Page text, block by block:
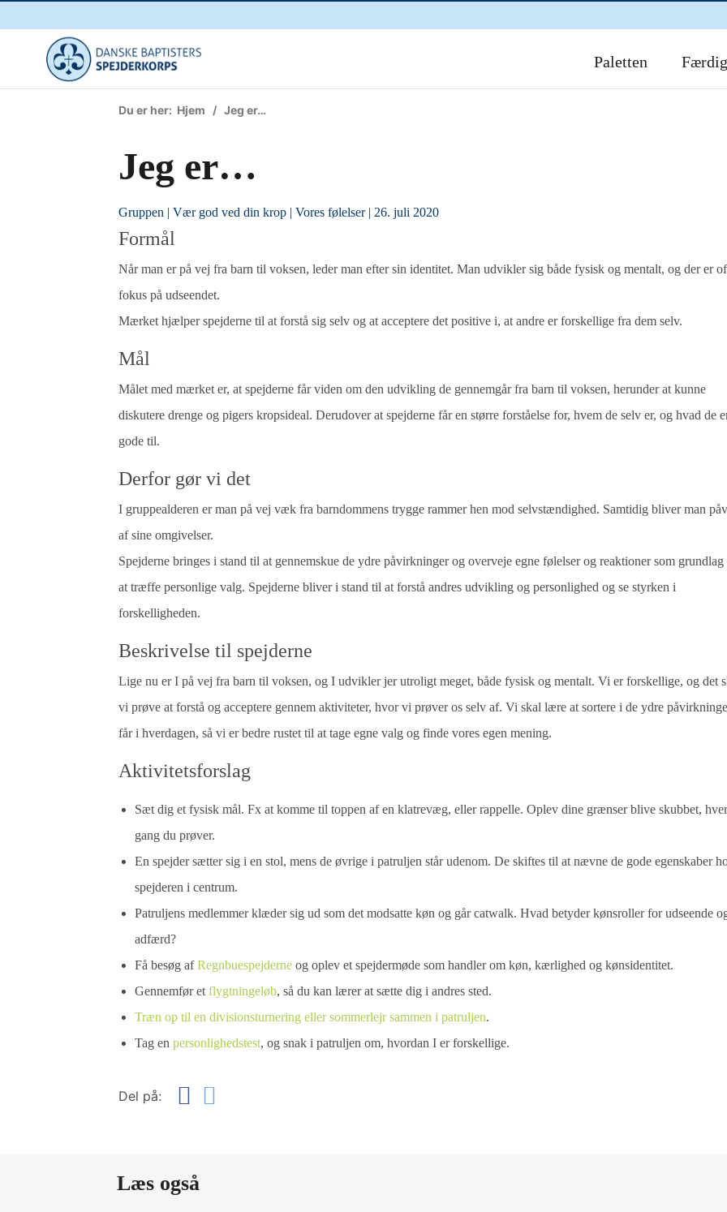
Paletten
Du er her: Hjem / Jeg er…
Jeg er…
Gruppen |Vær god ved din krop |Vores følelser| 26. juli 2020
Formål
Når man er på vej fra barn til voksen, leder man efter sin identitet. Man udvikler sig både fysisk og mentalt, og der er
fokus på udseendet.
Mærket hjælper spejderne til at forstå sig selv og at acceptere det positive i, at andre er forskellige fra dem selv.
Mål
Målet med mærket er, at spejderne får viden om den udvikling de gennemgår fra barn til voksen, herunder at kunne
diskutere drenge og pigers kropsideal. Derudover at spejderne får en større forståelse for, hvem de selv er, og hvad de
gode til.
Derfor gør vi det
I gruppealderen er man på vej væk fra barndommens trygge rammer hen mod selvstændighed. Samtidig bliver man
af sine omgivelser.
Spejderne bringes i stand til at gennemskue de ydre påvirkninger og overveje egne følelser og reaktioner som
at træffe personlige valg. Spejderne bliver i stand til at forstå andres udvikling og personlighed og se styrken i
forskelligheden.
Beskrivelse til spejderne
Lige nu er I på vej fra barn til voksen, og I udvikler jer utroligt meget, både fysisk og mentalt. Vi er forskellige, og det
vi prøve at forstå og acceptere gennem aktiviteter, hvor vi prøver os selv af. Vi skal lære at sortere i de ydre
får i hverdagen, så vi er bedre rustet til at tage egne valg og finde vores egen mening.
Aktivitetsforslag
Sæt dig et fysisk mål. Fx at komme til toppen af en klatrevæg, eller rappelle. Oplev dine grænser blive skubbet,
gang du prøver.
En spejder sætter sig i en stol, mens de øvrige i patruljen står udenom. De skiftes til at nævne de gode egenskaber
spejderen i centrum.
Patruljens medlemmer klæder sig ud som det modsatte køn og går catwalk. Hvad betyder kønsroller for udseende
adfærd?
Få besøg afRegnbuespejderne og oplev et spejdermøde som handler om køn, kærlighed og kønsidentitet.
Gennemfør etflygtningeløb, så du kan lærer at sætte dig i andres sted.
Træn op til en divisionsturnering eller sommerlejr sammen i patruljen.
Tag enpersonlighedstest, og snak i patruljen om, hvordan I er forskellige.
Del på:
Læs også